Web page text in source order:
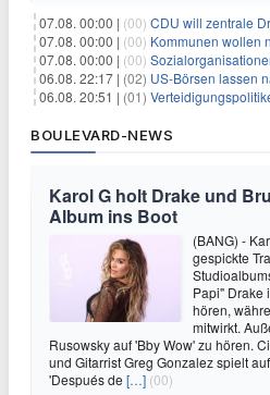
07.08. 00:00 | (00) CDU will zentrale
07.08. 00:00 | (00) Kommunen wollen
07.08. 00:00 | (00) Sozialorganisationen
06.08. 22:17 | (02) US-Börsen lassen
06.08. 20:51 | (01) Verteidigungspolitiker will
BOULEVARD-NEWS
Karol G holt Drake und
Album ins Boot
(BANG) -
gespickte
Papi" Drake
hören,
mitwirkt.
Rusowsky auf 'Bby Wow' zu hören.
und Gitarrist Greg Gonzalez spielt
'Después de […] (00)